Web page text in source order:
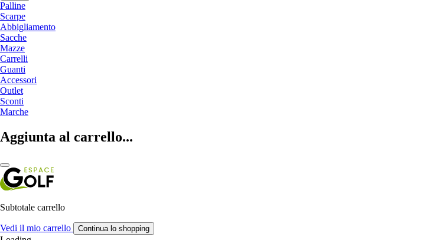
Palline
Scarpe
Abbigliamento
Sacche
Mazze
Carrelli
Guanti
Accessori
Outlet
Sconti
Marche
Aggiunta al carrello...
Subtotale carrello
Vedi il mio carrello Continua lo shopping